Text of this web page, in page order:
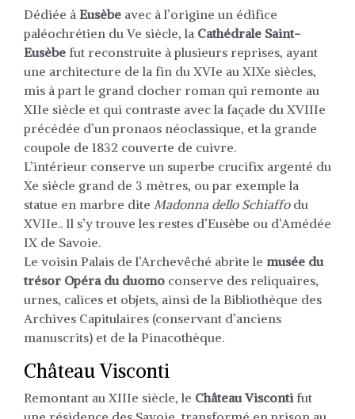
Dédiée à Eusèbe avec à l’origine un édifice
paléochrétien du Ve siècle, la Cathédrale Saint-
Eusèbe fut reconstruite à plusieurs reprises, ayant
une architecture de la fin du XVIe au XIXe siècles,
mis à part le grand clocher roman qui remonte au
XIIe siècle et qui contraste avec la façade du XVIIIe
précédée d’un pronaos néoclassique, et la grande
coupole de 1832 couverte de cuivre.
L’intérieur conserve un superbe crucifix argenté du
Xe siècle grand de 3 mètres, ou par exemple la
statue en marbre dite Madonna dello Schiaffodu
XVIIe.. Il s’y trouve les restes d’Eusèbe ou d’Amédée
IX de Savoie.
Le voisin Palais de l’Archevêché abrite le musée du
trésor Opéra du duomo conserve des reliquaires,
urnes, calices et objets, ainsi de la Bibliothèque des
Archives Capitulaires (conservant d’anciens
manuscrits) et de la Pinacothèque.
Château Visconti
Remontant au XIIIe siècle, le Château Visconti fut